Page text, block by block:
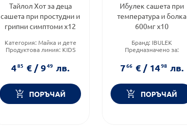
Тайлол Хот за деца
сашета при простудни и
грипни симптоми х12
Категория: Майка и дете
Продуктова линия: KIDS
485 € / 949 лв.
ПОРЪЧАЙ
Ибулек сашета при
температура и болка
600мг х10
Бранд: IBULEK
Предназначено за:
Приложение:орално
766 € / 1498 лв.
ПОРЪЧАЙ